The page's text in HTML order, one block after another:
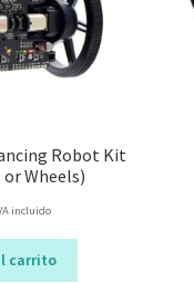
Robot Kit
Wheels)
incluido
carrito